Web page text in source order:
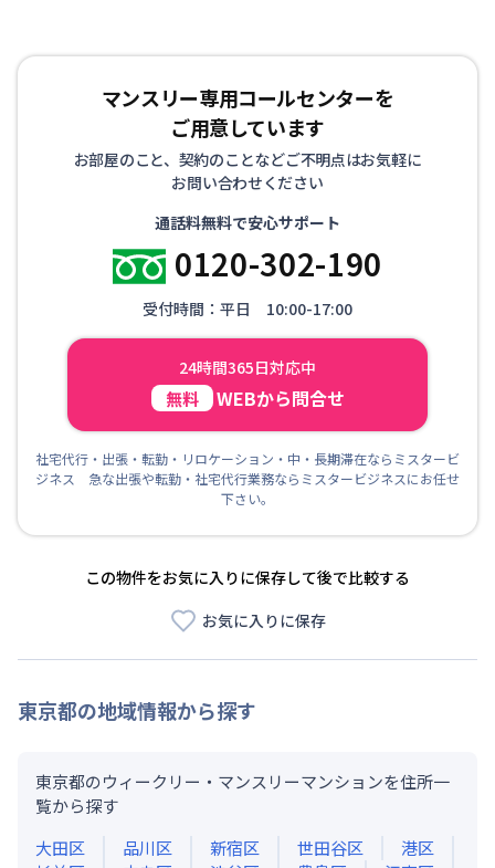
マンスリー専用コールセンターを
ご用意しています
お部屋のこと、契約のことなどご不明点はお気軽に
お問い合わせください
通話料無料で安心サポート
0120-302-190
受付時間：平日 10:00-17:00
24時間365日対応中
無料 WEBから問合せ
社宅代行・出張・転勤・リロケーション・中・長期滞在ならミスタービ
ジネス 急な出張や転勤・社宅代行業務ならミスタービジネスにお任せ
下さい。
この物件をお気に入りに保存して後で比較する
お気に入りに保存
東京都の地域情報から探す
東京都のウィークリー・マンスリーマンションを住所一
覧から探す
大田区
品川区 新宿区 世田谷区
港区